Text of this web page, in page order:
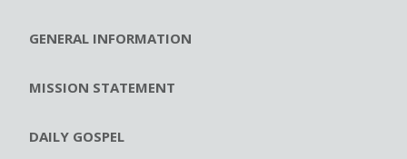
GENERAL INFORMATION
MISSION STATEMENT
DAILY GOSPEL